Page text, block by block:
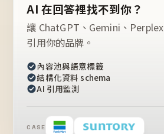
AI 在回答裡找不到你？
讓 ChatGPT、Gemini、
引用你的品牌。
內容池與語意標籤
結構化資料 schema
AI 引用監測
CASE